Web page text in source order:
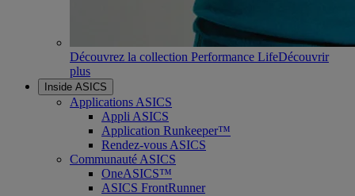
Découvrez la collection Performance LifeDécouvrir
plus
Inside ASICS
Applications ASICS
Appli ASICS
Application Runkeeper™
Rendez-vous ASICS
Communauté ASICS
OneASICS™
ASICS FrontRunner